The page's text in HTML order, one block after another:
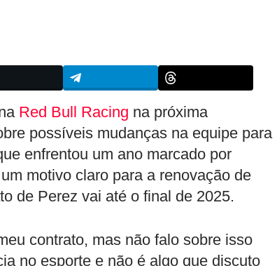
Red Bull Racing na próxima
possíveis mudanças na equipe para
enfrentou um ano marcado por
motivo claro para a renovação de
de Perez vai até o final de 2025.
contrato, mas não falo sobre isso
no esporte e não é algo que discuto